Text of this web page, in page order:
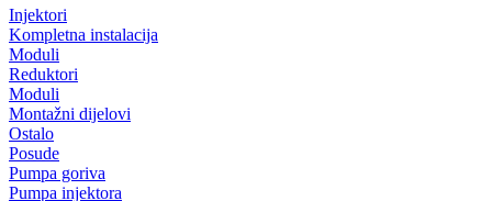
Injektori
Kompletna instalacija
Moduli
Reduktori
Moduli
Montažni dijelovi
Ostalo
Posude
Pumpa goriva
Pumpa injektora